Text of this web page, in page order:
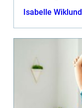
Isabelle Wiklund